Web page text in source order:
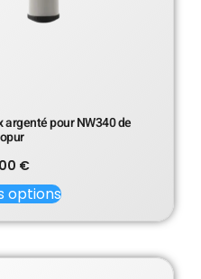
pour NW340 de
€
options